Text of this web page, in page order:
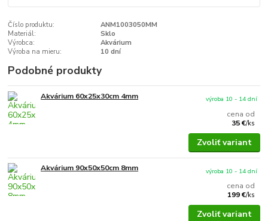
Číslo produktu:
ANM1003050MM
Materiál:
Sklo
Výrobca:
Akvárium
Výroba na mieru:
10 dní
Podobné produkty
Akvárium 60x25x30cm 4mm
cena od
35 €/ks
výroba 10 - 14 dní
Zvoliť variant
Akvárium 90x50x50cm 8mm
cena od
199 €/ks
výroba 10 - 14 dní
Zvoliť variant